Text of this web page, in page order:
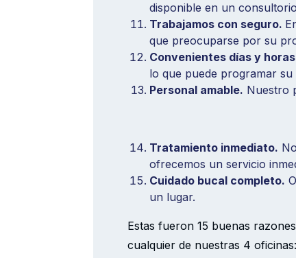
disponible en un
Trabajamos con seguro.
que preocuparse por su
Convenientes días y
lo que puede programar
Personal amable. Nuestro
Tratamiento inmediato.
ofrecemos un servicio
Cuidado bucal completo.
un lugar.
Estas fueron 15 buenas
cualquier de nuestras 4